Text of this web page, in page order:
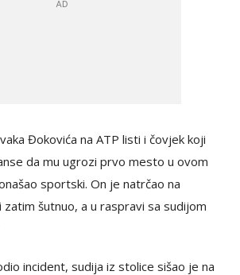
Đokovića na ATP listi i čovjek koji
da mu ugrozi prvo mesto u ovom
sportski. On je natrčao na
šutnuo, a u raspravi sa sudijom
incident, sudija iz stolice sišao je na